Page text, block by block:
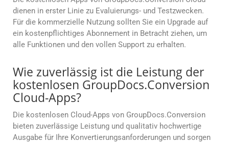
dienen in erster Linie zu Evaluierungs- und Testzwecken.
Für die kommerzielle Nutzung sollten Sie ein Upgrade auf
ein kostenpflichtiges Abonnement in Betracht ziehen, um
alle Funktionen und den vollen Support zu erhalten.
Wie zuverlässig ist die Leistung der
kostenlosen GroupDocs.Conversion
Cloud-Apps?
Die kostenlosen Cloud-Apps von GroupDocs.Conversion
bieten zuverlässige Leistung und qualitativ hochwertige
Ausgabe für Ihre Konvertierungsanforderungen und sorgen